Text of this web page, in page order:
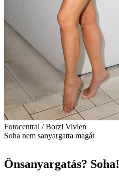
Fotocentral / Borzi Vivien
Soha nem sanyargatta magát
Önsanyargatás? Soha!